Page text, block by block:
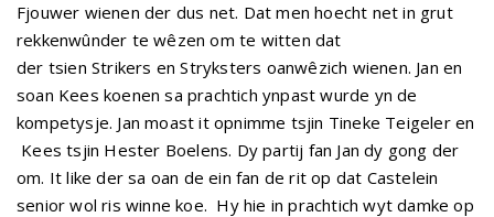
Fjouwer wienen der dus net. Dat men hoecht net in grut
rekkenwûnder te wêzen om te witten dat
der tsien Strikers en Stryksters oanwêzich wienen. Jan en
soan Kees koenen sa prachtich ynpast wurde yn de
kompetysje. Jan moast it opnimme tsjin Tineke Teigeler en
Kees tsjin Hester Boelens. Dy partij fan Jan dy gong der
om. It like der sa oan de ein fan de rit op dat Castelein
senior wol ris winne koe. Hy hie in prachtich wyt damke op